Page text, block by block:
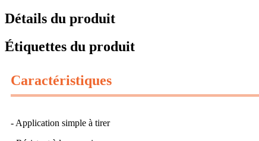
Détails du produit
Étiquettes du produit
Caractéristiques
- Application simple à tirer